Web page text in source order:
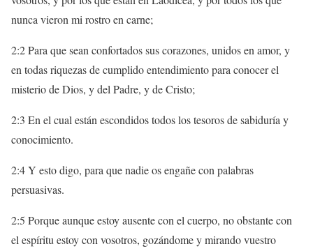
nunca vieron mi rostro en carne;
2:2 Para que sean confortados sus corazones, unidos en amor, y
en todas riquezas de cumplido entendimiento para conocer el
misterio de Dios, y del Padre, y de Cristo;
2:3 En el cual están escondidos todos los tesoros de sabiduría y
conocimiento.
2:4 Y esto digo, para que nadie os engañe con palabras
persuasivas.
2:5 Porque aunque estoy ausente con el cuerpo, no obstante con
el espíritu estoy con vosotros, gozándome y mirando vuestro